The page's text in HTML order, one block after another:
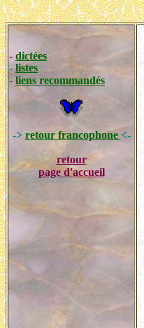
- dictées
-listes
-liens recommandés
-> retour francophone <-
retour
page d'accueil